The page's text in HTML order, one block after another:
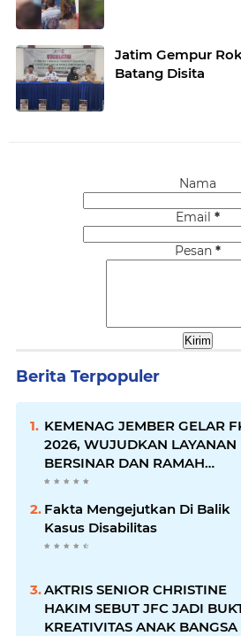
Jatim Gempur
Batang Disita
Nama
Email *
Pesan *
Berita Terpopuler
KEMENAG JEMBER GELAR
2026, WUJUDKAN LAYANAN
BERSINAR DAN RAMAH
DISABILITAS
Fakta Mengejutkan Di Balik
Kasus Disabilitas
AKTRIS SENIOR CHRISTINE
HAKIM SEBUT JFC JADI
KREATIVITAS ANAK BANGSA